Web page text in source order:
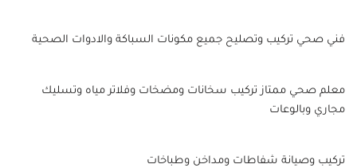
فني صحي تركيب وتصليح جميع مكونات السباكة والادوات الصحية
معلم صحي ممتاز تركيب سخانات ومضخات وفلاتر مياه وتسليك
مجاري وبالوعات
تركيب وصيانة شفاطات ومداخن وطباخات